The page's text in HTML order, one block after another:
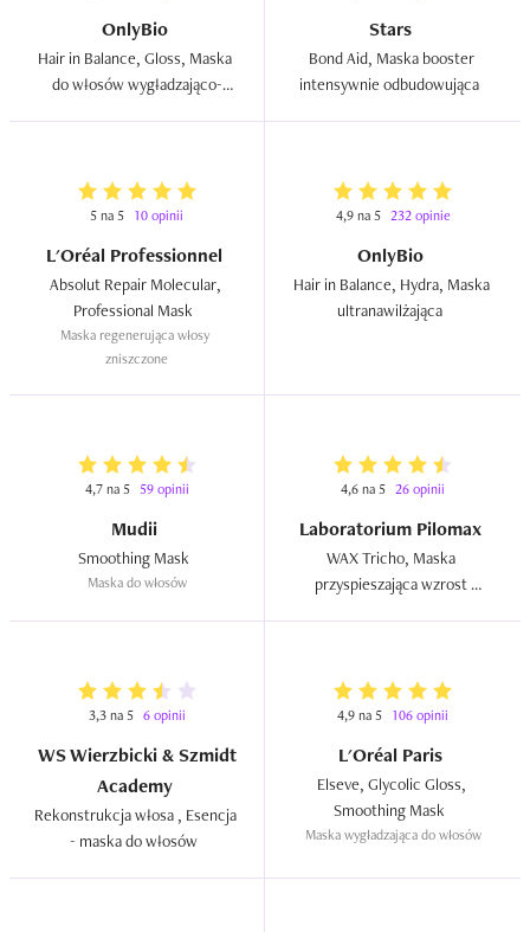
OnlyBio
Hair in Balance, Gloss, Maska
do włosów wygładzająco-
Stars
Bond Aid, Maska booster
5 na 5 10 opinii
L'Oréal Professionnel
Absolut Repair Molecular,
Maska regenerująca włosy
zniszczone
4,9 na 5 232 opinie
OnlyBio
Hair in Balance, Hydra, Maska
4,7 na 5 59 opinii
Mudii
Maska do włosów
4,6 na 5 26 opinii
Laboratorium Pilomax
WAX Tricho, Maska
przyspieszająca wzrost
3,3 na 5 6 opinii
WS Wierzbicki & Szmidt
Academy
Rekonstrukcja włosa , Esencja
4,9 na 5 106 opinii
L'Oréal Paris
Elseve, Glycolic Gloss,
Maska wygładzająca do włosów